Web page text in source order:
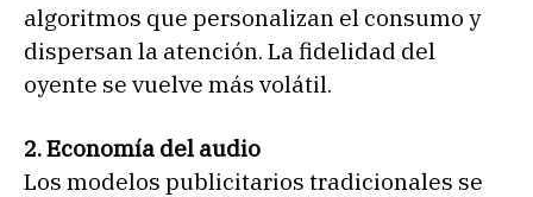
algoritmos que personalizan el consumo y
dispersan la atención. La fidelidad del
oyente se vuelve más volátil.
2. Economía del audio
Los modelos publicitarios tradicionales se